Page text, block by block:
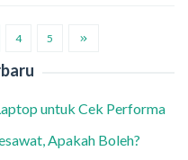
4 5
untuk Cek Performa
Apakah Boleh?